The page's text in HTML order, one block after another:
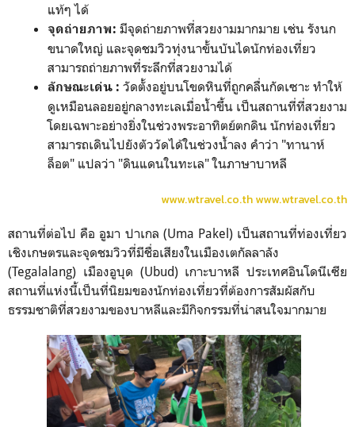
แท้ๆ ได้
จุดถ่ายภาพ: มีจุดถ่ายภาพที่สวยงามมากมาย เช่น รังนก
ขนาดใหญ่ และจุดชมวิวทุ่งนาขั้นบันไดนักท่องเที่ยว
สามารถถ่ายภาพที่ระลึกที่สวยงามได้
ลักษณะเด่น : วัดตั้งอยู่บนโขดหินที่ถูกคลื่นกัดเซาะ ทำให้
ดูเหมือนลอยอยู่กลางทะเลเมื่อน้ำขึ้น เป็นสถานที่ที่สวยงาม
โดยเฉพาะอย่างยิ่งในช่วงพระอาทิตย์ตกดิน นักท่องเที่ยว
สามารถเดินไปยังตัววัดได้ในช่วงน้ำลง คำว่า "ทานาห์
ล็อต" แปลว่า "ดินแดนในทะเล" ในภาษาบาหลี
www.wtravel.co.thwww.wtravel.co.th
สถานที่ต่อไป คือ อูมา ปาเกล (Uma Pakel) เป็นสถานที่ท่องเที่ยว
เชิงเกษตรและจุดชมวิวที่มีชื่อเสียงในเมืองเตกัลลาลัง
(Tegalalang) เมืองอูบุด (Ubud) เกาะบาหลี ประเทศอินโดนีเซีย
สถานที่แห่งนี้เป็นที่นิยมของนักท่องเที่ยวที่ต้องการสัมผัสกับ
ธรรมชาติที่สวยงามของบาหลีและมีกิจกรรมที่น่าสนใจมากมาย